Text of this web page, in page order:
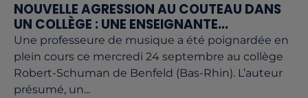
NOUVELLE AGRESSION AU COUTEAU DANS
UN COLLÈGE : UNE ENSEIGNANTE...
Une professeure de musique a été poignardée en
plein cours ce mercredi 24 septembre au collège
Robert-Schuman de Benfeld (Bas-Rhin). L’auteur
présumé, un...